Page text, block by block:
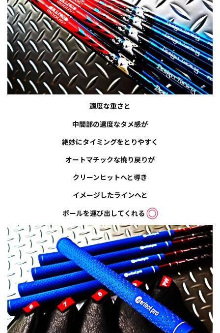
適度な重さと
中間部の適度なタメ感が
絶妙にタイミングをとりやすく
オートマチックな撓り戻りが
クリーンヒットへと導き
イメージしたラインへと
ボールを運び出してくれる